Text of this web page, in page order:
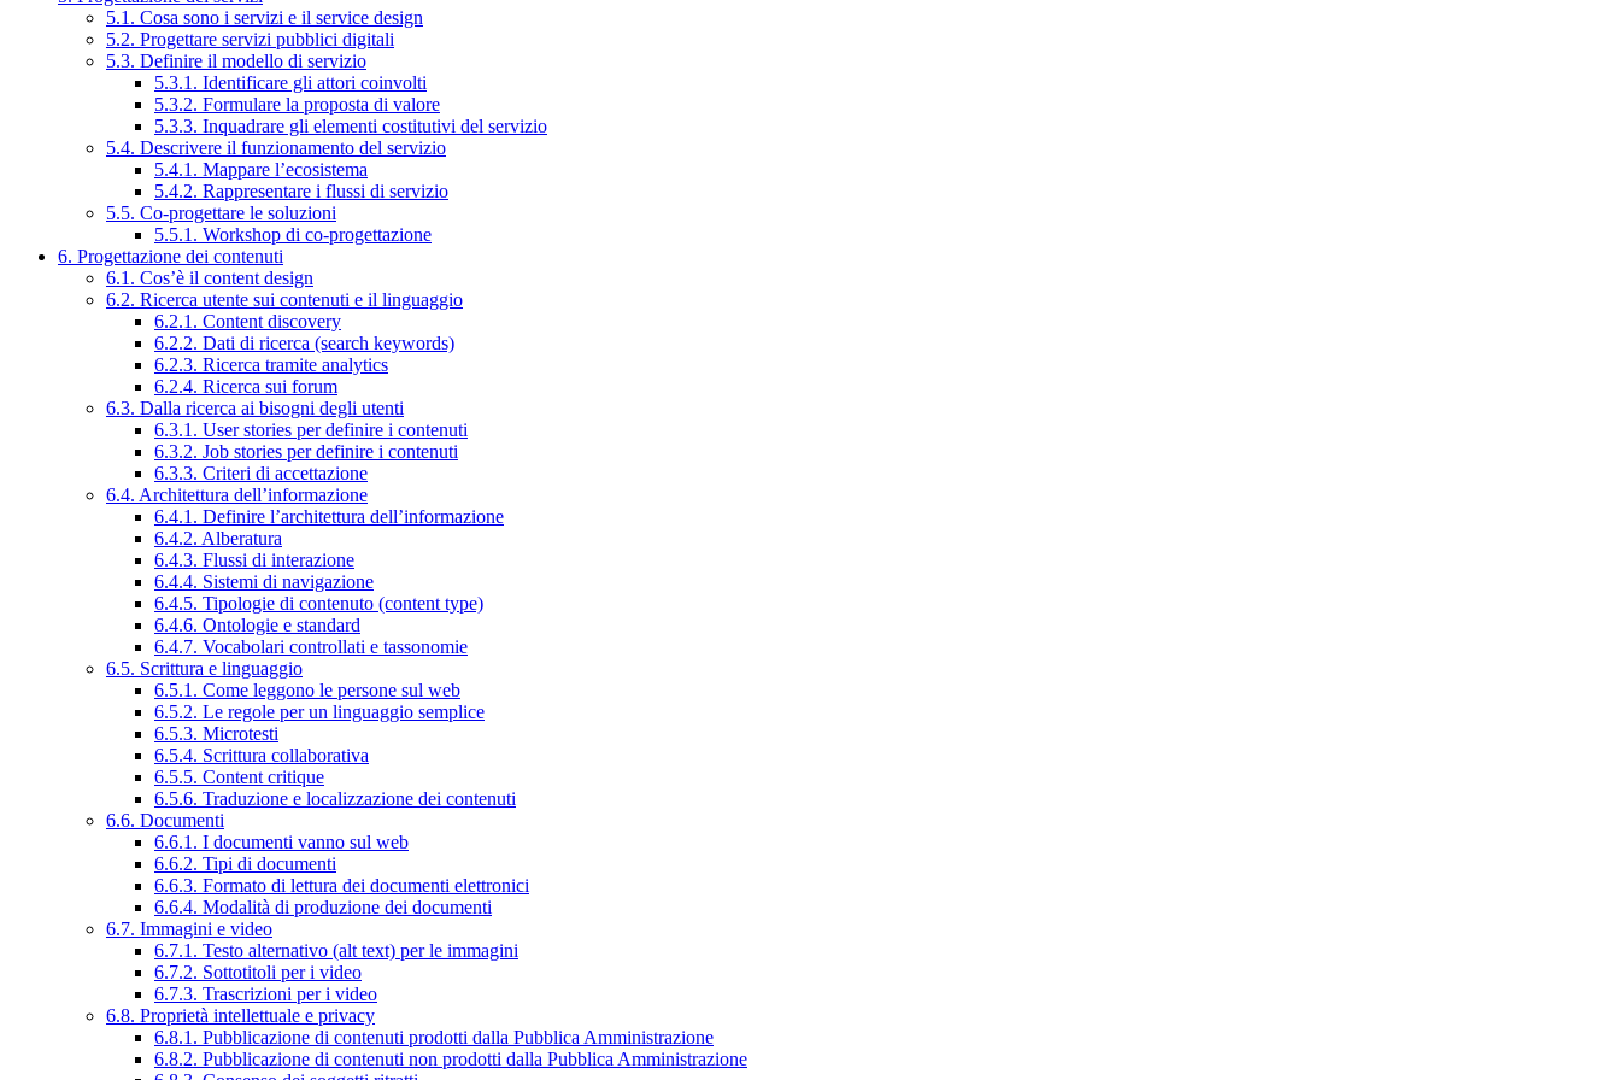
5.1. Cosa sono i servizi e il service design
5.2. Progettare servizi pubblici digitali
5.3. Definire il modello di servizio
5.3.1. Identificare gli attori coinvolti
5.3.2. Formulare la proposta di valore
5.3.3. Inquadrare gli elementi costitutivi del servizio
5.4. Descrivere il funzionamento del servizio
5.4.1. Mappare l’ecosistema
5.4.2. Rappresentare i flussi di servizio
5.5. Co-progettare le soluzioni
5.5.1. Workshop di co-progettazione
6. Progettazione dei contenuti
6.1. Cos’è il content design
6.2. Ricerca utente sui contenuti e il linguaggio
6.2.1. Content discovery
6.2.2. Dati di ricerca (search keywords)
6.2.3. Ricerca tramite analytics
6.2.4. Ricerca sui forum
6.3. Dalla ricerca ai bisogni degli utenti
6.3.1. User stories per definire i contenuti
6.3.2. Job stories per definire i contenuti
6.3.3. Criteri di accettazione
6.4. Architettura dell’informazione
6.4.1. Definire l’architettura dell’informazione
6.4.2. Alberatura
6.4.3. Flussi di interazione
6.4.4. Sistemi di navigazione
6.4.5. Tipologie di contenuto (content type)
6.4.6. Ontologie e standard
6.4.7. Vocabolari controllati e tassonomie
6.5. Scrittura e linguaggio
6.5.1. Come leggono le persone sul web
6.5.2. Le regole per un linguaggio semplice
6.5.3. Microtesti
6.5.4. Scrittura collaborativa
6.5.5. Content critique
6.5.6. Traduzione e localizzazione dei contenuti
6.6. Documenti
6.6.1. I documenti vanno sul web
6.6.2. Tipi di documenti
6.6.3. Formato di lettura dei documenti elettronici
6.6.4. Modalità di produzione dei documenti
6.7. Immagini e video
6.7.1. Testo alternativo (alt text) per le immagini
6.7.2. Sottotitoli per i video
6.7.3. Trascrizioni per i video
6.8. Proprietà intellettuale e privacy
6.8.1. Pubblicazione di contenuti prodotti dalla Pubblica Amministrazione
6.8.2. Pubblicazione di contenuti non prodotti dalla Pubblica Amministrazione